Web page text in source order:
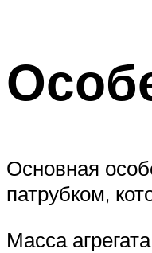
Основная
патрубком,
Масса